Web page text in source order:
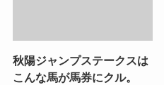
秋陽ジャンプステークスは
こんな馬が馬券にクル。